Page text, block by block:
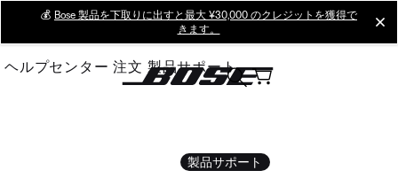
Main
💰 Bose 製品を下取りに出すと最大 ¥30,000 のクレジットを獲得で
きます。
ヘルプセンター 注文 製品サポート
製品サポート